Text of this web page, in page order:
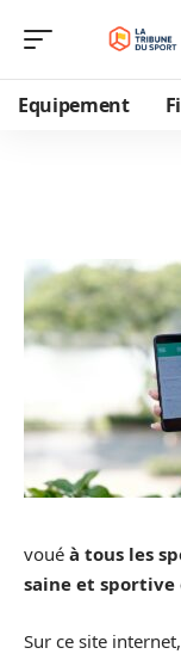
Equipement
voué à tous les
saine et sportive
Sur ce site